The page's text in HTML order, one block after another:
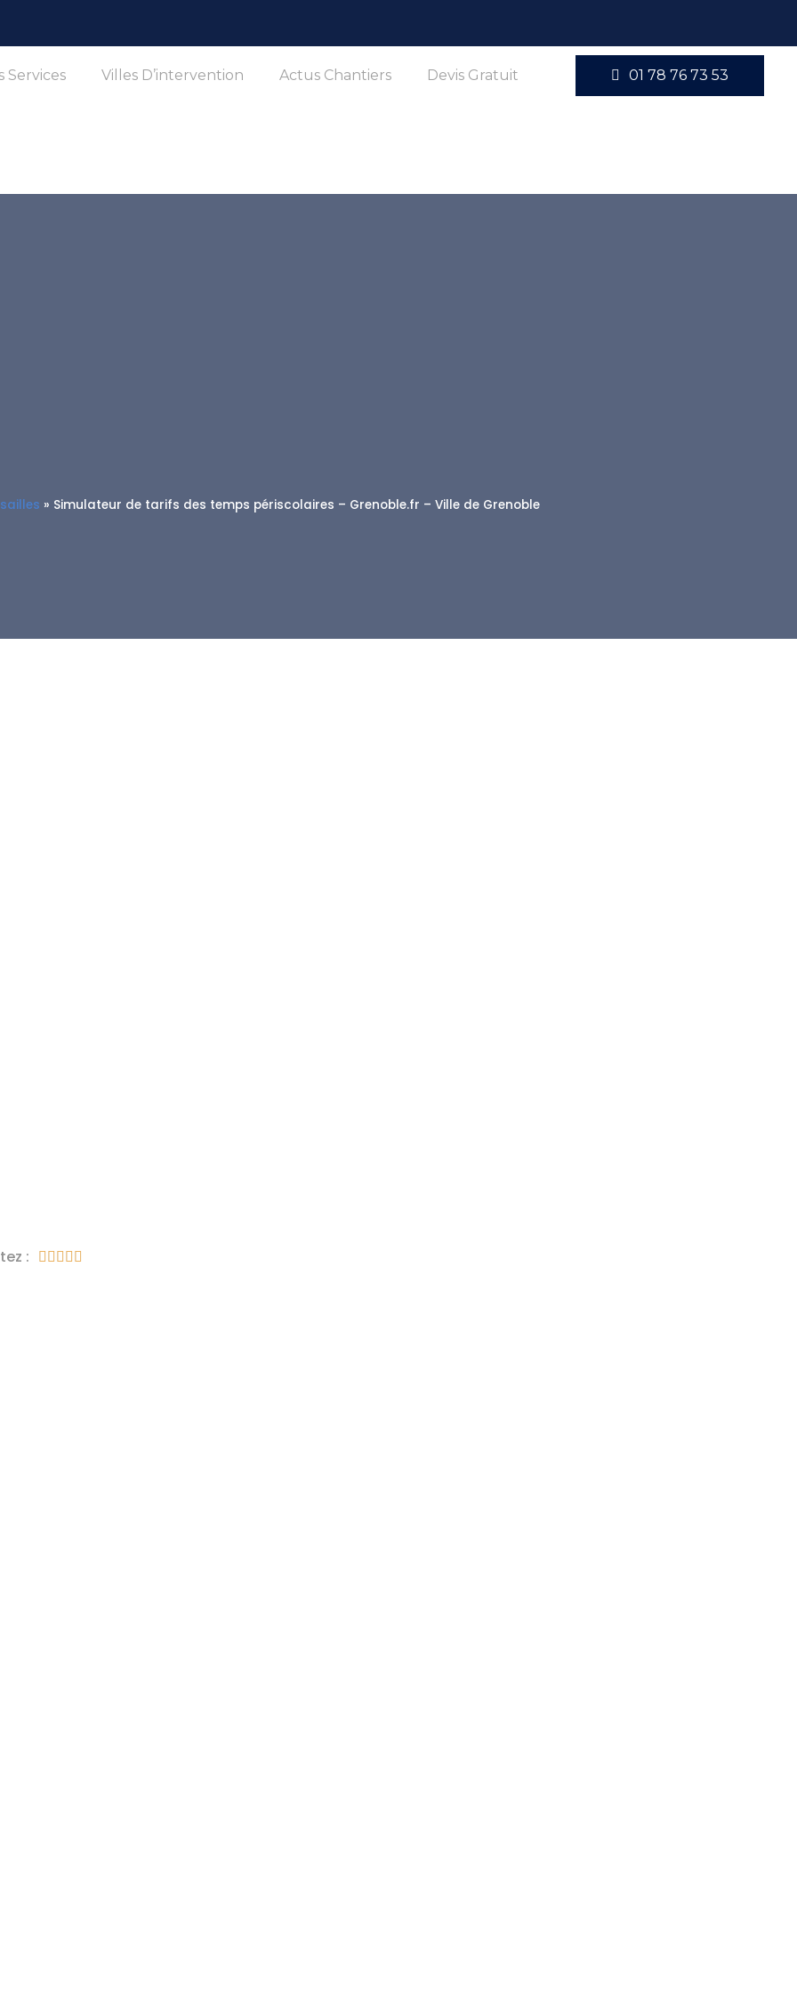
Services Villes D’intervention Actus Chantiers Devis Gratuit 01 78 76 73 53
» Simulateur de tarifs des temps périscolaires – Grenoble.fr – Ville de Grenoble
:     